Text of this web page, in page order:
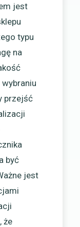
jest
typu
na
przejść
być
jest
że